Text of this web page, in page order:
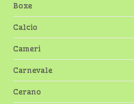
Boxe
Calcio
Cameri
Carnevale
Cerano